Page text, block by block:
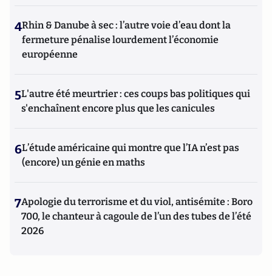
4Rhin & Danube à sec : l’autre voie d’eau dont la
fermeture pénalise lourdement l’économie
européenne
5L'autre été meurtrier : ces coups bas politiques qui
s'enchaînent encore plus que les canicules
6L’étude américaine qui montre que l’IA n’est pas
(encore) un génie en maths
7Apologie du terrorisme et du viol, antisémite : Boro
700, le chanteur à cagoule de l’un des tubes de l’été
2026